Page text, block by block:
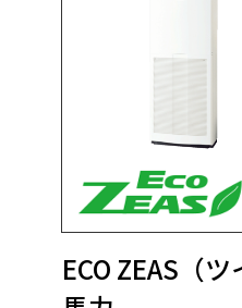
ECO ZEAS（